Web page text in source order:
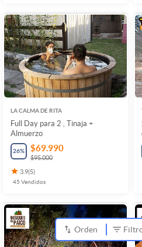
LA CALMA DE RITA
Full Day para 2 , Tinaja +
Almuerzo
26% $69.990
$95.000
3.9(5)
45 Vendidos
Orden